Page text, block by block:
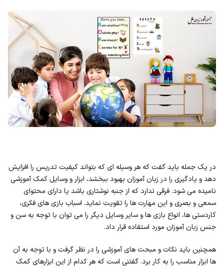
در یک جمله باید گفت که هر وسیله ای که بتواند کیفیت تدریس را افزایش
دهد و یادگیری را در زبان آموزان بهبود ببخشد، ابزار و وسایل کمک آموزشی
نامیده می شود. فرقی ندارد که از جنبه نوشتاری باشد یا دارای محتوای
سمعی و بصری و این مهارت ها را تقویت نماید. اسباب بازی های فکری،
کاردستی ها، انواع بازی ها و سایر وسایل دیگر را می توان با توجه به سن و
جنس زبان آموزان مورد استفاده قرار داد.
همچنین باید نکات و مبحث های آموزشی را در نظر گرفت و با توجه به آن‌
ها ابزار مناسب را به کار برد. گفتنی است که هر کدام از این ابزارهای کمک